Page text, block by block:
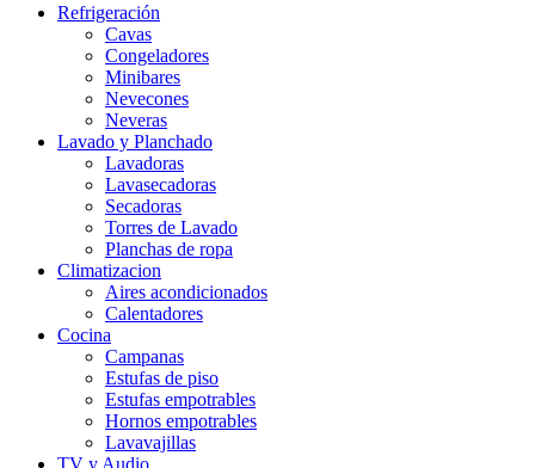
Refrigeración
Cavas
Congeladores
Minibares
Nevecones
Neveras
Lavado y Planchado
Lavadoras
Lavasecadoras
Secadoras
Torres de Lavado
Planchas de ropa
Climatizacion
Aires acondicionados
Calentadores
Cocina
Campanas
Estufas de piso
Estufas empotrables
Hornos empotrables
Lavavajillas
TV y Audio